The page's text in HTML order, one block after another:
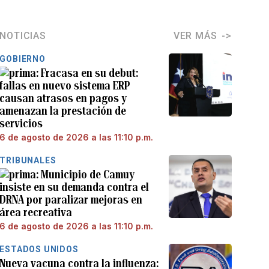
NOTICIAS VER MÁS
GOBIERNO
Fracasa en su debut:
fallas en nuevo sistema ERP
causan atrasos en pagos y
amenazan la prestación de
servicios
6 de agosto de 2026 a las 11:10 p.m.
TRIBUNALES
Municipio de Camuy
insiste en su demanda contra el
DRNA por paralizar mejoras en
área recreativa
6 de agosto de 2026 a las 11:10 p.m.
ESTADOS UNIDOS
Nueva vacuna contra la influenza: